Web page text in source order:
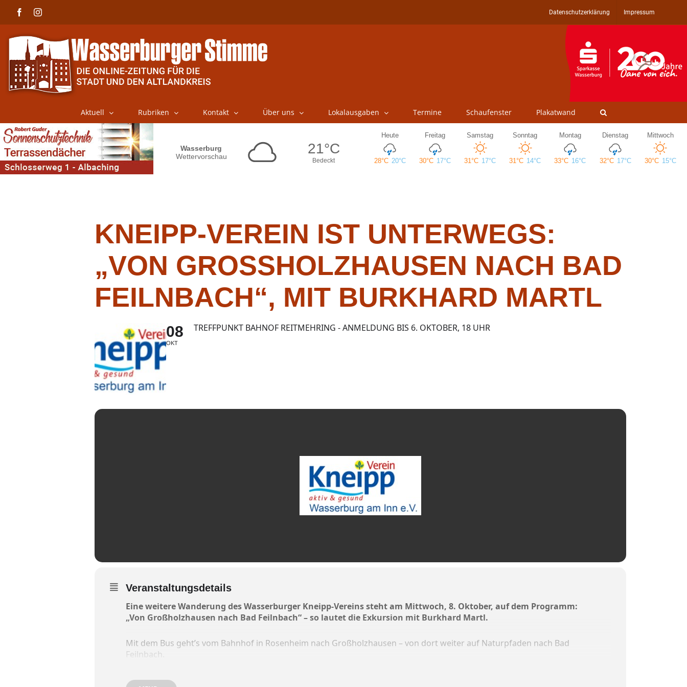
FacebookInstagram Datenschutzerklärung Impressum
Aktuell Rubriken Kontakt Über uns Lokalausgaben Termine Schaufenster Plakatwand
KNEIPP-VEREIN IST UNTERWEGS:
„VON GROSSHOLZHAUSEN NACH BAD F
EILNBACH“, MIT BURKHARD MARTL
08
OKT
TREFFPUNKT BAHNOF REITMEHRING - ANMELDUNG BIS 6. OKTOBER, 18 UHR
Veranstaltungsdetails
Eine weitere Wanderung des Wasserburger Kneipp-Vereins steht am Mittwoch, 8. Oktober, auf dem Programm:
„Von Großholzhausen nach Bad Feilnbach“ – so lautet die Exkursion mit Burkhard Martl.
Mit dem Bus geht’s vom Bahnhof in Rosenheim nach Großholzhausen – von dort weiter auf Naturpfaden nach Bad
Feilnbach.
Abfahrt mit dem Zug ist in Reitmehring um 9 Uhr – Rückkehr gegen 16 Uhr.